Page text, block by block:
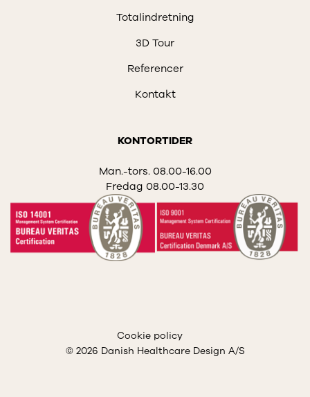
Totalindretning
3D Tour
Referencer
Kontakt
KONTORTIDER
Man.-tors. 08.00-16.00
Fredag 08.00-13.30
Cookie policy
© 2026 Danish Healthcare Design A/S